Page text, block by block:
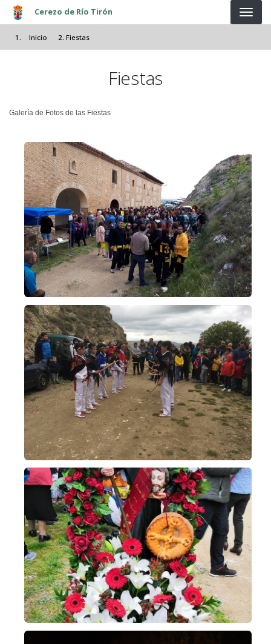
Pasar al contenido principal
Cerezo de Río Tirón
Inicio Fiestas
Fiestas
Galería de Fotos de las Fiestas